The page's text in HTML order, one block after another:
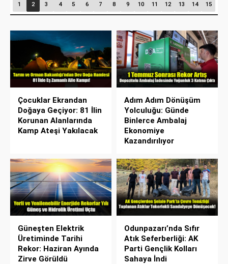
1 2 3 4 5 6 7 8 9 10 11 12 13 14 15
Çocuklar Ekrandan
Doğaya Geçiyor: 81 İlin
Korunan Alanlarında
Kamp Ateşi Yakılacak
Adım Adım Dönüşüm
Yolculuğu: Günde
Binlerce Ambalaj
Ekonomiye
Kazandırılıyor
Güneşten Elektrik
Üretiminde Tarihi
Rekor: Haziran Ayında
Zirve Görüldü
Odunpazarı’nda Sıfır
Atık Seferberliği: AK
Parti Gençlik Kolları
Sahaya İndi